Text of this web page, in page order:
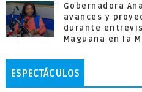
Gobernadora
avances y
durante
Maguana en la
ESPECTÁCULOS